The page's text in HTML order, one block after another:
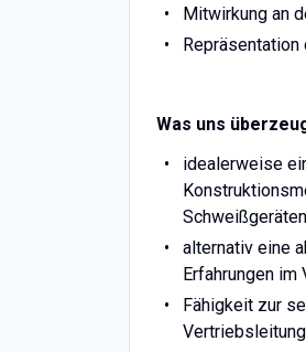
Mitwirkung an
Was uns
idealerweise
Schweißgeräten
alternativ eine
Erfahrungen
Fähigkeit zur